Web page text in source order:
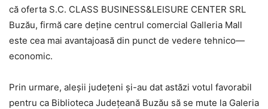
că oferta S.C. CLASS BUSINESS&LEISURE CENTER SRL
Buzău, firmă care deţine centrul comercial Galleria Mall
este cea mai avantajoasă din punct de vedere tehnico—
economic.
Prin urmare, aleșii județeni și-au dat astăzi votul favorabil
pentru ca Biblioteca Judeţeană Buzău să se mute la Galeria